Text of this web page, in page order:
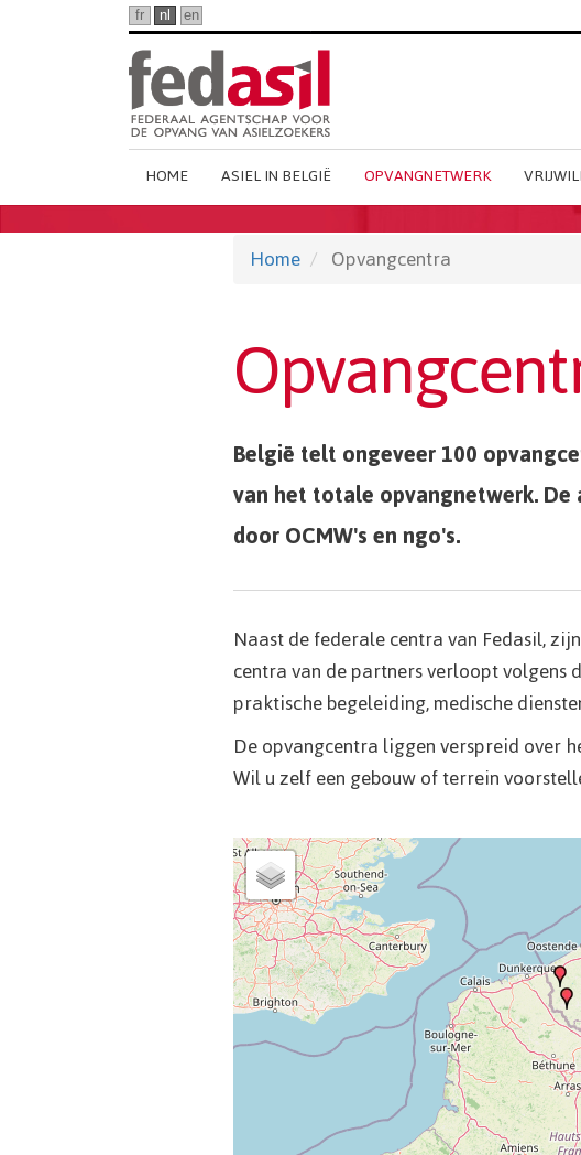
fr nl en
Main
Dutch
HOME ASIEL IN BELGIË OPVANGNETWERK
Home Opvangcentra
België telt ongeveer 100
van het totale opvangnetwerk.
door OCMW's en ngo's.
Naast de federale centra van Fedasil,
centra van de partners verloopt volgens
praktische begeleiding, medische
De opvangcentra liggen verspreid over
Wil u zelf een gebouw of terrein